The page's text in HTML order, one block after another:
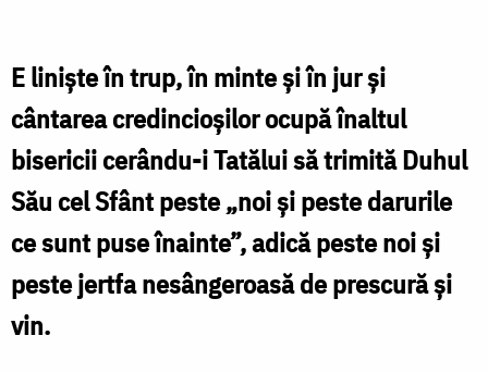
E linişte în trup, în minte şi în jur şi
cântarea credincioşilor ocupă înaltul
bisericii cerându-i Tatălui să trimită Duhul
Său cel Sfânt peste „noi şi peste darurile
ce sunt puse înainte”, adică peste noi şi
peste jertfa nesângeroasă de prescură şi
vin.